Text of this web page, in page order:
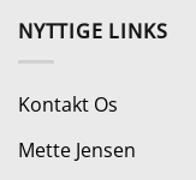
NYTTIGE LINKS
Kontakt Os
Mette Jensen